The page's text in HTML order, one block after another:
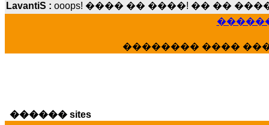
���� ���; ���� ��� ��� ��������
veronica :E���� 2012 ��� ����� ���
�������� ����
������ sites